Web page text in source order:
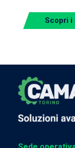
Scopri i